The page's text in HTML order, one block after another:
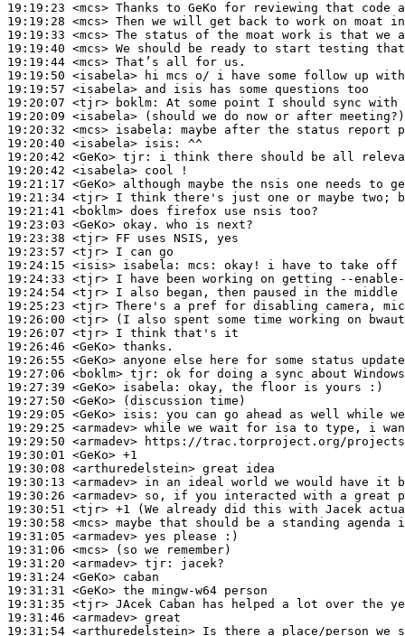
19:19:23 <mcs>
19:19:28 <mcs>
19:19:33 <mcs>
19:19:40 <mcs>
19:19:44 <mcs>
19:19:50 <isabela>
19:19:57 <isabela>
19:20:07 <tjr>
boklm:
19:20:09 <isabela>
19:20:32 <mcs> isabela:
19:20:40 <isabela> isis:
19:20:42 <GeKo> tjr:
19:20:42 <isabela>
19:21:17 <GeKo>
19:21:34 <tjr>
19:21:41 <boklm>
19:23:03 <GeKo>
19:23:38 <tjr>
19:23:57 <tjr>
19:24:15 <isis> isabela:
19:24:33 <tjr>
19:24:54 <tjr>
19:25:23 <tjr>
19:26:00 <tjr>
19:26:07 <tjr>
19:26:46 <GeKo>
19:26:55 <GeKo>
19:27:06 <boklm> tjr:
19:27:39 <GeKo> isabela:
19:27:50 <GeKo>
19:29:05 <GeKo> isis:
19:29:25 <armadev>
19:29:50 <armadev>
19:30:01 <GeKo>
19:30:08 <arthuredelstein>
19:30:13 <armadev>
19:30:26 <armadev>
19:30:51 <tjr>
19:30:58 <mcs>
19:31:05 <armadev>
19:31:06 <mcs>
19:31:20 <armadev> tjr:
19:31:24 <GeKo>
19:31:31 <GeKo>
19:31:35 <tjr>
19:31:46 <armadev>
19:31:54 <arthuredelstein>